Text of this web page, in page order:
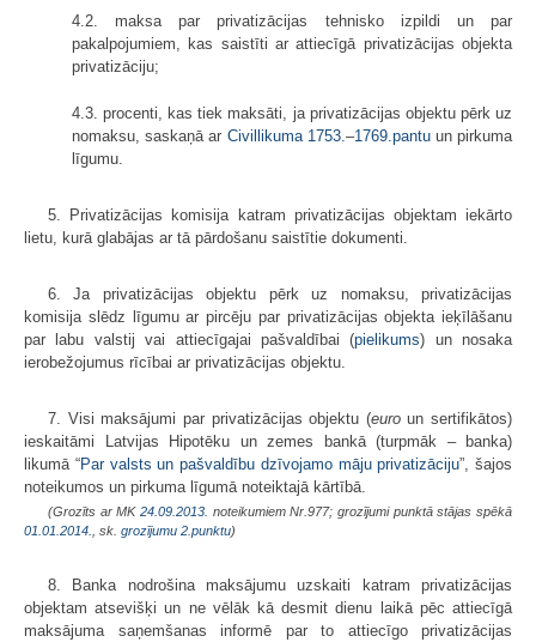
4.2. maksa par privatizācijas tehnisko izpildi un par
pakalpojumiem, kas saistīti ar attiecīgā privatizācijas objekta
privatizāciju;
4.3. procenti, kas tiek maksāti, ja privatizācijas objektu pērk uz
nomaksu, saskaņā ar Civillikuma 1753. –1769.pantuun pirkuma
līgumu.
5. Privatizācijas komisija katram privatizācijas objektam iekārto
lietu, kurā glabājas ar tā pārdošanu saistītie dokumenti.
6. Ja privatizācijas objektu pērk uz nomaksu, privatizācijas
komisija slēdz līgumu ar pircēju par privatizācijas objekta ieķīlāšanu
par labu valstij vai attiecīgajai pašvaldībai (pielikums) un nosaka
ierobežojumus rīcībai ar privatizācijas objektu.
7. Visi maksājumi par privatizācijas objektu (euroun sertifikātos)
ieskaitāmi Latvijas Hipotēku un zemes bankā (turpmāk – banka)
likumā “Par valsts un pašvaldību dzīvojamo māju privatizāciju”, šajos
noteikumos un pirkuma līgumā noteiktajā kārtībā.
(Grozīts ar MK 24.09.2013. noteikumiem Nr.977; grozījumi punktā stājas spēkā
01.01.2014.
, sk. grozījumu 2.punktu)
8. Banka nodrošina maksājumu uzskaiti katram privatizācijas
objektam atsevišķi un ne vēlāk kā desmit dienu laikā pēc attiecīgā
maksājuma saņemšanas informē par to attiecīgo privatizācijas